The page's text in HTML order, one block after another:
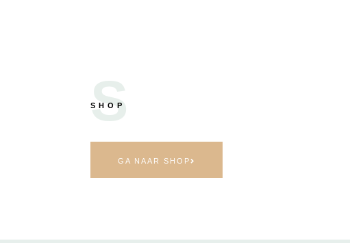
S
SHOP
GA NAAR SHOP